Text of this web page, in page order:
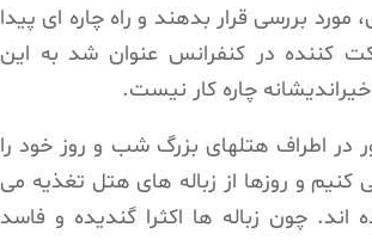
بررسی قرار بدهند و راه چاره ای پیدا
دهنده ای که از جانب ۱۶۰ کودک شرکت کننده در کنفرانس عنوان شد به این
چاره کار نیست.
در اطراف هتلهای بزرگ شب و روز خود را
کنیم و روزها از زباله های هتل تغذیه می
چون زباله ها اکثرا گندیده و فاسد